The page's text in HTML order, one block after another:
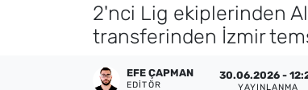
2'nci Lig ekiplerinden
transferinden İzmir
EFE ÇAPMAN
EDITÖR
30.06.2026 -
YAYINLANMA